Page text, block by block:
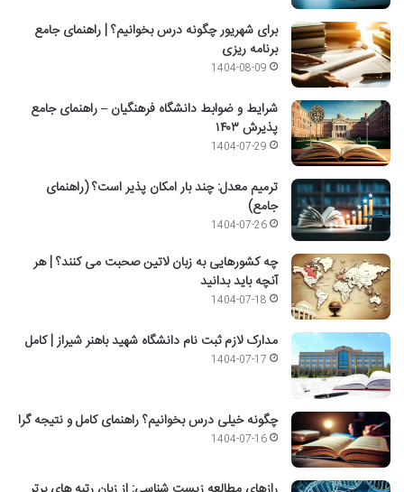
برای شهریور چگونه درس بخوانیم؟ | راهنمای جامع
برنامه ریزی
1404-08-09
شرایط و ضوابط دانشگاه فرهنگیان – راهنمای جامع
پذیرش ۱۴۰۳
1404-07-29
ترمیم معدل: چند بار امکان پذیر است؟ (راهنمای
جامع)
1404-07-26
چه کشورهایی به زبان لاتین صحبت می کنند؟ | هر
آنچه باید بدانید
1404-07-18
مدارک لازم ثبت نام دانشگاه شهید باهنر شیراز | کامل
1404-07-17
چگونه خیلی درس بخوانیم؟ راهنمای کامل و نتیجه گرا
1404-07-16